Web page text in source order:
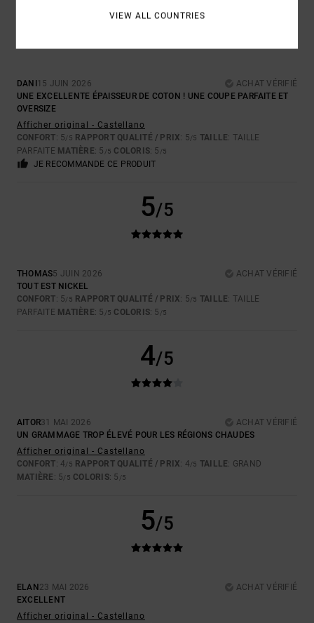
5/5
DANI 15 JUIN 2026
ACHAT VÉRIFIÉ
UNE EXCELLENTE ÉPAISSEUR DE COTON ! UNE COUPE PARFAITE ET
OVERSIZE
Afficher original - Castellano
CONFORT: 5/5 RAPPORT QUALITÉ / PRIX: 5/5 TAILLE: TAILLE
PARFAITE MATIÈRE: 5 /5 COLORIS: 5 /5
JE RECOMMANDE CE PRODUIT
5/5
THOMAS5 JUIN 2026
ACHAT VÉRIFIÉ
TOUT EST NICKEL
CONFORT: 5/5 RAPPORT QUALITÉ / PRIX: 5/5 TAILLE: TAILLE
PARFAITE MATIÈRE: 5 /5 COLORIS: 5 /5
4/5
AITOR31 MAI 2026
ACHAT VÉRIFIÉ
UN GRAMMAGE TROP ÉLEVÉ POUR LES RÉGIONS CHAUDES
Afficher original - Castellano
CONFORT: 4/5 RAPPORT QUALITÉ / PRIX: 4/5 TAILLE: GRAND
MATIÈRE : 5/5 COLORIS: 5 /5
5/5
ELAN 23 MAI 2026
ACHAT VÉRIFIÉ
EXCELLENT
Afficher original - Castellano
VIEW ALL COUNTRIES